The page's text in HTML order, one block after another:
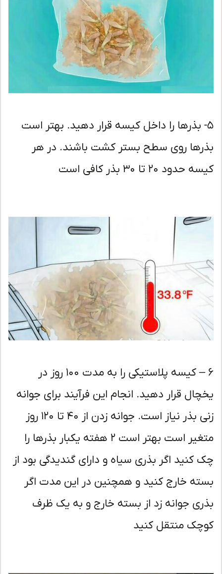
بذرها را داخل کیسه قرار دهید. بهتر است
روی سطح بستر کشت باشند. در هر
۲۰ تا ۳۰ بذر کافی است
۶ – کیسه پلاستیکی را به مدت ۱۰۰ روز در
قرار دهید. انجام این فرآیند برای جوانه
زنی بذر نیاز است. جوانه زدن از ۴۰ تا ۱۲۰ روز
متغیر است بهتر است ۲ هفته یکبار بذرها را
کنید اگر بذری سیاه و دارای گندیدگی بود از
خارج کنید و همچنین در این مدت اگر
جوانه زد از بسته خارج و به یک ظرف
منتقل کنید